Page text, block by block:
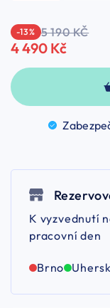
-13 % 5 190 KČ
4 490 Kč
K vyzvednutí
pracovní den
Brno